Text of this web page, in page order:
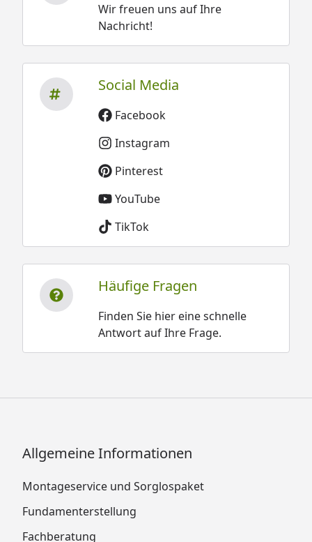
Wir freuen uns auf Ihre
Nachricht!
Social Media
Facebook
Instagram
Pinterest
YouTube
TikTok
Häufige Fragen
Finden Sie hier eine schnelle
Antwort auf Ihre Frage.
Allgemeine Informationen
Montageservice und Sorglospaket
Fundamenterstellung
Fachberatung